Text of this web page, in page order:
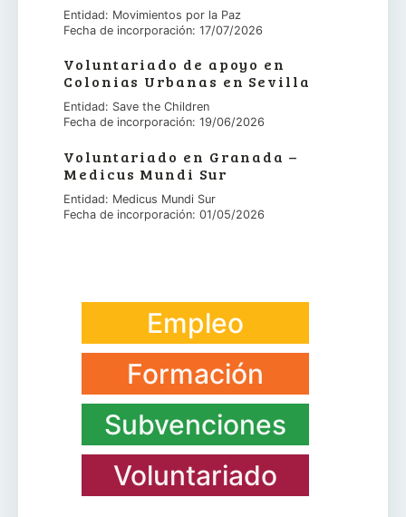
Entidad: Movimientos por la Paz
Fecha de incorporación: 17/07/2026
Voluntariado de apoyo en
Colonias Urbanas en Sevilla
Entidad: Save the Children
Fecha de incorporación: 19/06/2026
Voluntariado en Granada –
Medicus Mundi Sur
Entidad: Medicus Mundi Sur
Fecha de incorporación: 01/05/2026
Empleo
Formación
Subvenciones
Voluntariado